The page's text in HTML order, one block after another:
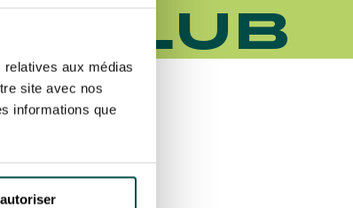
aux médias
site avec nos
informations que
S’ABONNER
En savoir plussur
CLUB